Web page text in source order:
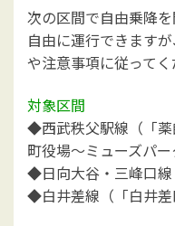
次の区間で自由乗降
自由に運行できます
や注意事項に従ってく
対象区間
◆西武秩父駅線（「
町役場～ミューズパー
◆日向大谷・三峰口線
◆白井差線（「白井差